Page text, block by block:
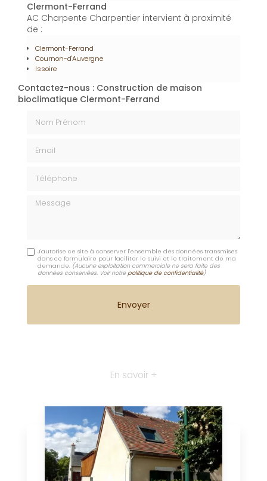
Clermont-Ferrand
AC Charpente Charpentier intervient à proximité
de :
Clermont-Ferrand
Cournon-d'Auvergne
Issoire
Contactez-nous : Construction de maison
bioclimatique Clermont-Ferrand
Message
J'autorise ce site à conserver l'ensemble des données transmises
dans ce formulaire pour faciliter le suivi et le traitement de ma
demande. (Aucune exploitation commerciale ne sera faite des
données conservées. Voir notre politique de confidentialité)
En savoir +